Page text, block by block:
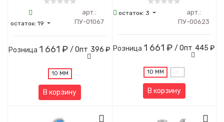
остаток: 19
арт.:
ПУ-01067
Розница 1 661 ₽ / Опт 396 ₽
10 ММ
В корзину
остаток: 3
арт.:
ПУ-00623
Розница 1 661 ₽ / Опт 445 ₽
10 ММ -
В корзину